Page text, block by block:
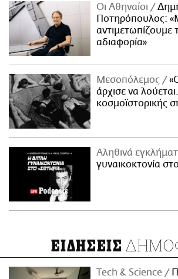
Οι Αθηναίοι
Ποτηρόπουλος:
αντιμετωπίζουμε
αδιαφορία»
Μεσοπόλεμος
άρχισε να
κοσμοϊστορικής
Αληθινά
γυναικοκτονία
ΕΙΔΗΣΕΙΣ
Τech & Science